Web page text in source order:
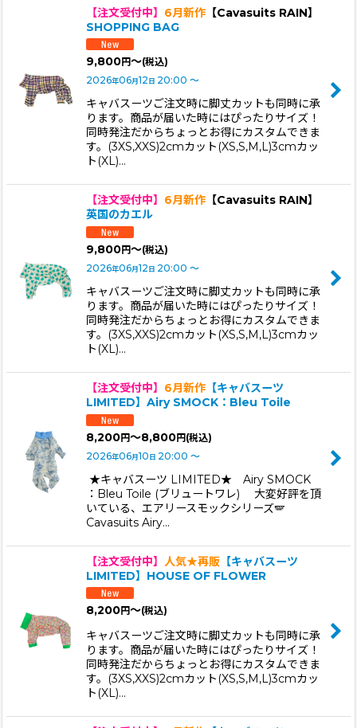
【注文受付中】 6月新作 【Cavasuits RAIN】
SHOPPING BAG
9,800円～(税込)
2026年06月12日 20:00 ～
キャバスーツご注文時に脚丈カットも同時に承
ります。商品が届いた時にはぴったりサイズ！
同時発注だからちょっとお得にカスタムできま
す。(3XS,XXS)2cmカット(XS,S,M,L)3cmカッ
ト(XL)…
【注文受付中】 6月新作 【Cavasuits RAIN】
英国のカエル
9,800円～(税込)
2026年06月12日 20:00 ～
キャバスーツご注文時に脚丈カットも同時に承
ります。商品が届いた時にはぴったりサイズ！
同時発注だからちょっとお得にカスタムできま
す。(3XS,XXS)2cmカット(XS,S,M,L)3cmカッ
ト(XL)…
【注文受付中】 6月新作 【キャバスーツ
LIMITED】Airy SMOCK：Bleu Toile
8,200円～8,800円 (税込)
2026年06月10日 20:00 ～
★キャバスーツ LIMITED★ Airy SMOCK
：Bleu Toile (ブリュートワレ) 大変好評を頂
いている、エアリースモックシリーズ🪽
Cavasuits Airy…
【注文受付中】 人気★再販 【キャバスーツ
LIMITED】HOUSE OF FLOWER
8,200円～(税込)
キャバスーツご注文時に脚丈カットも同時に承
ります。商品が届いた時にはぴったりサイズ！
同時発注だからちょっとお得にカスタムできま
す。(3XS,XXS)2cmカット(XS,S,M,L)3cmカッ
ト(XL)…